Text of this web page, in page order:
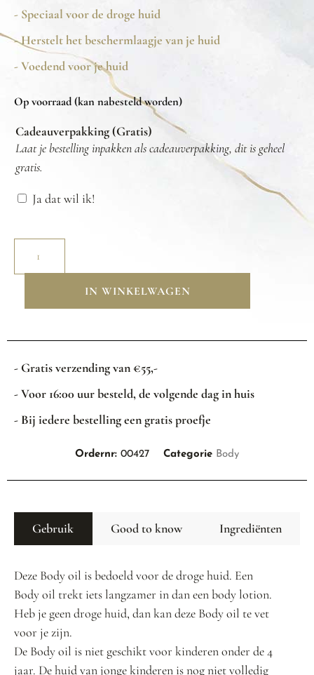
- Speciaal voor de droge huid
- Herstelt het beschermlaagje van je huid
- Voedend voor je huid
Op voorraad (kan nabesteld worden)
Cadeauverpakking (Gratis)
Laat je bestelling inpakken als cadeauverpakking, dit is geheel
gratis.
Ja dat wil ik!
IN WINKELWAGEN
- Gratis verzending van €55,-
- Voor 16:00 uur besteld, de volgende dag in huis
- Bij iedere bestelling een gratis proefje
Ordernr: 00427 Categorie Body
Gebruik Good to know Ingrediënten
Deze Body oil is bedoeld voor de droge huid. Een
Body oil trekt iets langzamer in dan een body lotion.
Heb je geen droge huid, dan kan deze Body oil te vet
voor je zijn.
De Body oil is niet geschikt voor kinderen onder de 4
jaar. De huid van jonge kinderen is nog niet volledig